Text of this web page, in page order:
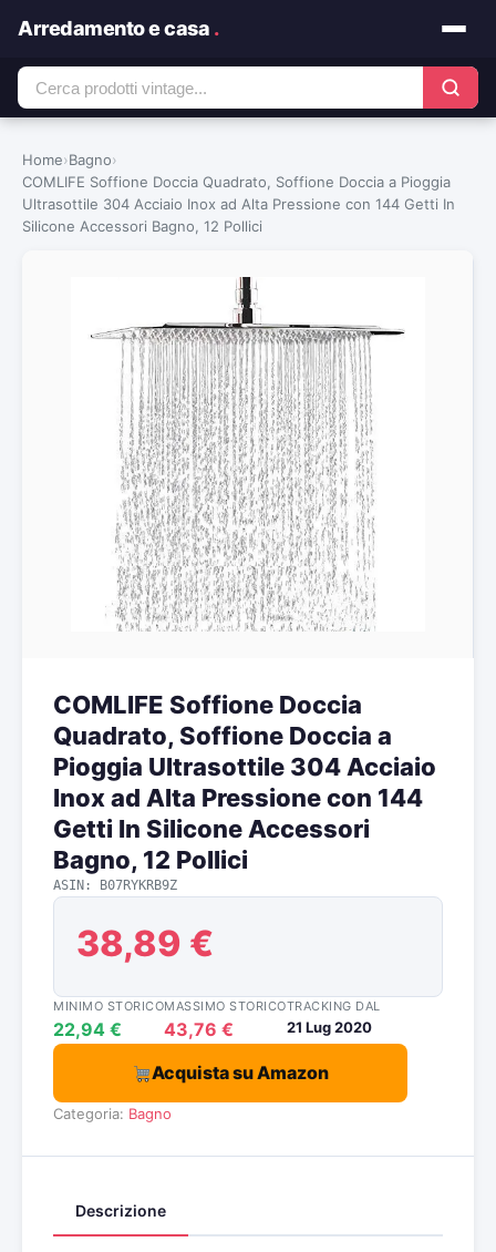
Arredamento e casa .
Home›Bagno›
COMLIFE Soffione Doccia Quadrato, Soffione Doccia a Pioggia
Ultrasottile 304 Acciaio Inox ad Alta Pressione con 144 Getti In
Silicone Accessori Bagno, 12 Pollici
COMLIFE Soffione Doccia
Quadrato, Soffione Doccia a
Pioggia Ultrasottile 304 Acciaio
Inox ad Alta Pressione con 144
Getti In Silicone Accessori
Bagno, 12 Pollici
ASIN: B07RYKRB9Z
38,89 €
MINIMO STORICO
22,94 €
MASSIMO STORICO
43,76 €
TRACKING DAL
21 Lug 2020
Acquista su Amazon
Categoria: Bagno
Descrizione